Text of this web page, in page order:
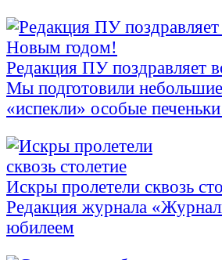
Редакция ПУ поздравляет
Мы подготовили
«испекли» особые
Искры пролетели сквозь
Редакция журнала
юбилеем